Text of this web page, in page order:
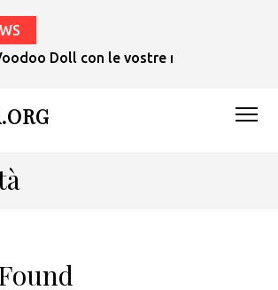
Doll con le vostre mani in 1 ora.